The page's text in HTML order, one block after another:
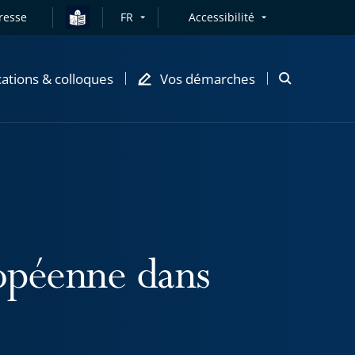
FR Accessibilité
& colloques Vos démarches
Ouvrir
dans